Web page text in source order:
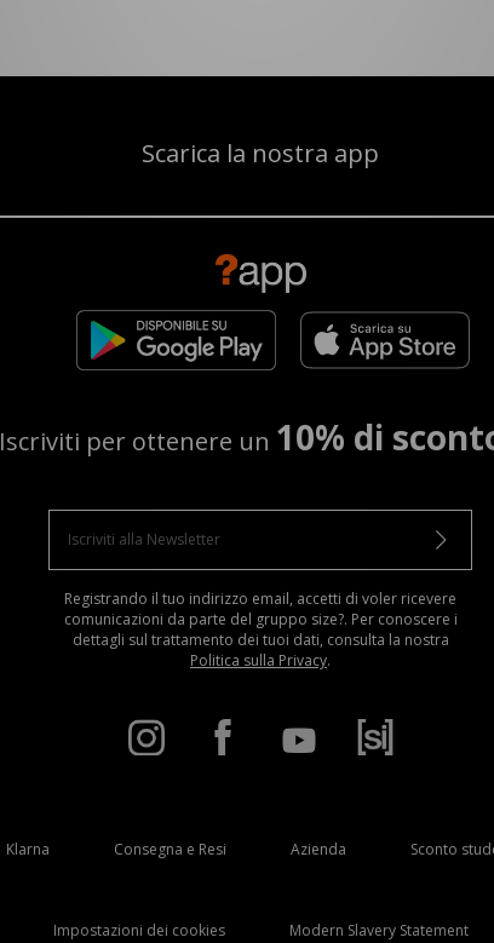
Scarica la nostra app
Iscriviti per ottenere un 10% di
Registrando il tuo indirizzo email, accetti di voler ricevere
comunicazioni da parte del gruppo size?. Per conoscere i
dettagli sul trattamento dei tuoi dati, consulta la nostra
Politica sulla Privacy.
Klarna Consegna e Resi Azienda Sconto
Impostazioni dei cookies Modern Slavery Statement